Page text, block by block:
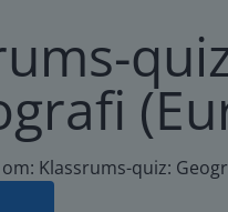
Klassrums-quiz: